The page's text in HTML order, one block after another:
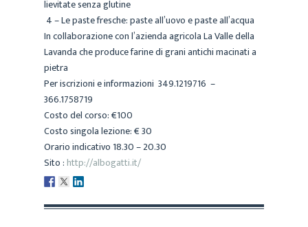
lievitate senza glutine
4 – Le paste fresche: paste all’uovo e paste all’acqua
In collaborazione con l’azienda agricola La Valle della
Lavanda che produce farine di grani antichi macinati a
pietra
Per iscrizioni e informazioni 349.1219716 –
366.1758719
Costo del corso: €100
Costo singola lezione: € 30
Orario indicativo 18.30 – 20.30
Sito :http://albogatti.it/